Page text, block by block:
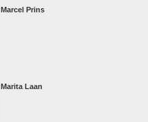
Marcel Prins
Marita Laan